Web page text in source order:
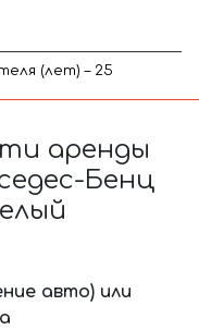
(лет) – 25
аренды
Бенц
авто) или